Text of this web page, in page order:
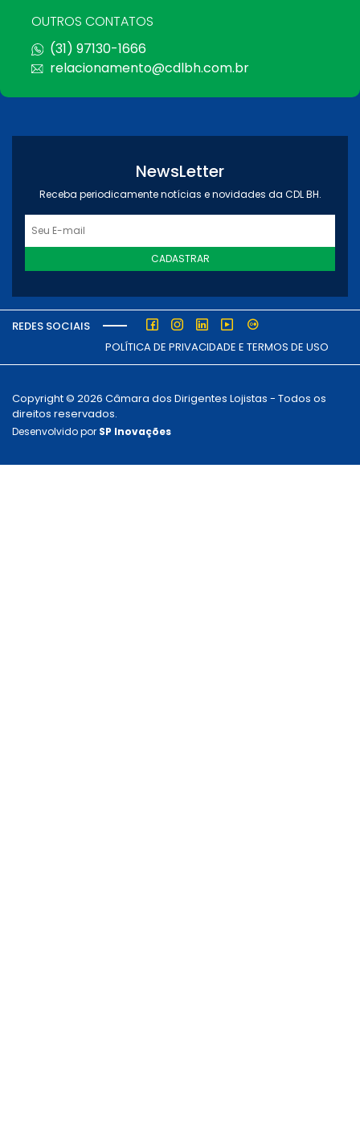
OUTROS CONTATOS
(31) 97130-1666
relacionamento@cdlbh.com.br
NewsLetter
Receba periodicamente notícias e novidades da CDL BH.
CADASTRAR
REDES SOCIAIS
POLÍTICA DE PRIVACIDADE E TERMOS DE USO
Copyright © 2026 Câmara dos Dirigentes Lojistas - Todos os
direitos reservados.
Desenvolvido por SP Inovações